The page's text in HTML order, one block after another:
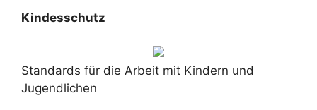
Kindesschutz
Standards für die Arbeit mit Kindern und
Jugendlichen